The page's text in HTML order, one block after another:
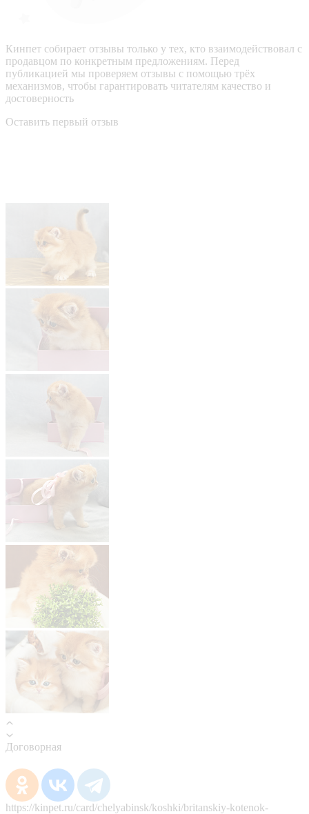
Кинпет собирает отзывы только у тех, кто взаимодействовал с
продавцом по конкретным предложениям. Перед
публикацией мы проверяем отзывы с помощью трёх
механизмов, чтобы гарантировать читателям качество и
достоверность
Оставить первый отзыв
Договорная
https://kinpet.ru/card/chelyabinsk/koshki/britanskiy-kotenok-